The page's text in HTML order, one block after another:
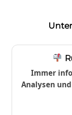
Immer
Analysen